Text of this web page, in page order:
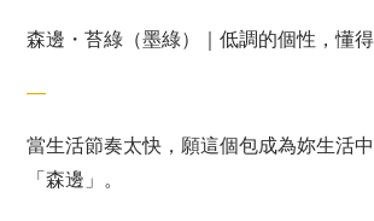
森邊・苔綠（墨綠）｜低調的個性，懂
—
當生活節奏太快，願這個包成為妳生活
「森邊」。